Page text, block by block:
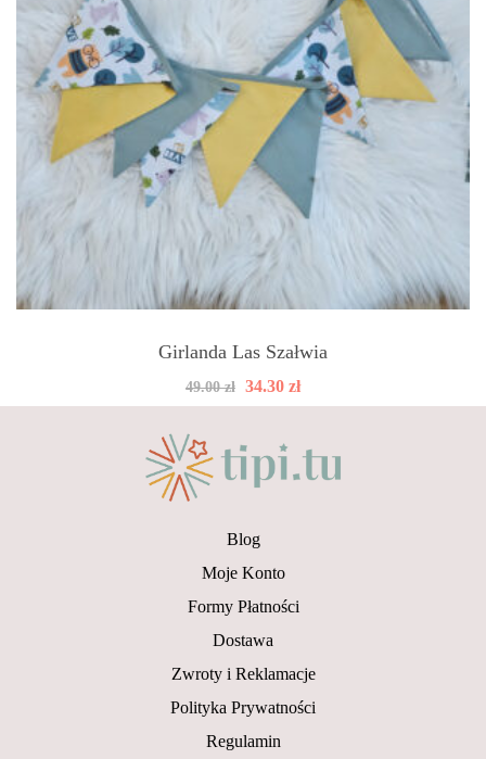
Girlanda Las Szałwia
49.00zł Pierwotna
cena
34.30 złAktualna
cena
Blog
Moje Konto
Formy Płatności
Dostawa
Zwroty i Reklamacje
Polityka Prywatności
Regulamin